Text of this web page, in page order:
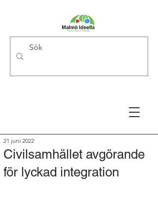
Civilsamhället avgörande
för lyckad integration
21 juni 2022